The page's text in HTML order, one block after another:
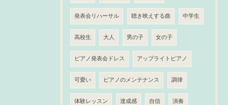
発表会リハーサル 聴き映えする曲 中学生
高校生 大人 男の子 女の子
ピアノ発表会ドレス アップライトピアノ
可愛い ピアノのメンテナンス 調律
体験レッスン 達成感 自信 演奏